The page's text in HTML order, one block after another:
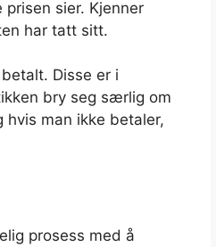
sier. Kjenner
har tatt sitt.
Disse er i
bry seg særlig om
hvis man ikke betaler,
prosess med å